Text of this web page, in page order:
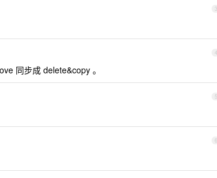
3
4
同步成 delete&copy 。
5
6